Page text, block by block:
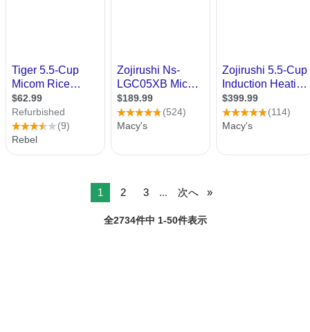
1 2 3 ... 次へ
全2734件中 1-50件表示